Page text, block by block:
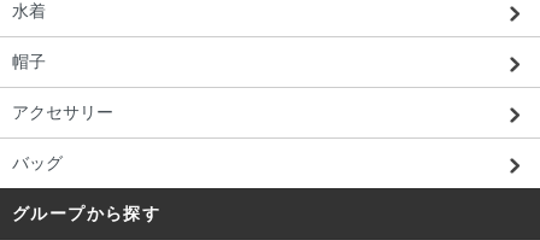
水着
帽子
アクセサリー
バッグ
グループから探す